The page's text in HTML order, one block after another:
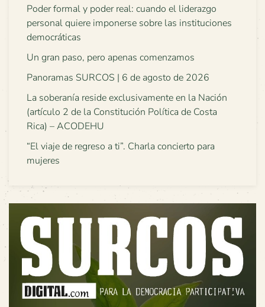
Poder formal y poder real: cuando el liderazgo
personal quiere imponerse sobre las instituciones
democráticas
Un gran paso, pero apenas comenzamos
Panoramas SURCOS | 6 de agosto de 2026
La soberanía reside exclusivamente en la Nación
(artículo 2 de la Constitución Política de Costa
Rica) – ACODEHU
“El viaje de regreso a ti”. Charla concierto para
mujeres